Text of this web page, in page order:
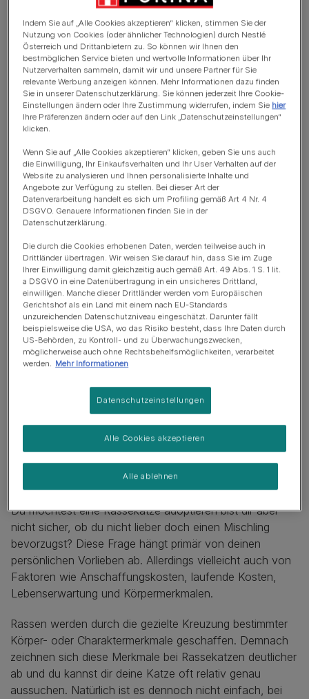
Rassekatzen sind über viele Generationen hinweg rein
gezüchtet. Sprich, es gibt keine Kreuzungen mit anderen
Mischlings- oder Rassekatzen in deren Stammbaum.
Diese felinologischen Dachverbände verfolgen und
dokumentieren rund um die Welt Rassestandards aller
Katzenrassen. Der Stammbaum verweist auf die im
besten Fall dokumentierten Vorfahren einer Rassekatze.
haben und von seriösen Züchtern gewissenhaft
gezüchtet werden (sollten), kosten diese im Vergleich zu
Mischlingskatzen beispielsweise deutlich mehr. Wir helfen
dir, dich für oder gegen eine Rassekatze zu entscheiden!
Rassekatze oder
Mischlingskatze?
Du möchtest eine Rassekatze adoptieren bist dir aber
nicht sicher, ob du nicht lieber doch einen Mischling
bevorzugst? Diese Frage hängt primär von deinen
persönlichen Vorlieben ab. Allerdings vielleicht auch von
Faktoren wie Anschaffungskosten, laufende Kosten,
Lebenserwartung und Körpermerkmalen.
Rassen werden durch die gezielte Kreuzung bestimmter
Körper- oder Charaktermerkmale geschaffen. Demnach
zeichnen sich diese Merkmale bei Rassekatzen deutlicher
ab und du kannst dir deine Katze oft relativ genau
aussuchen. Natürlich ist es dennoch nicht einfach, bei
Indem Sie auf „Alle Cookies akzeptieren“ klicken, stimmen Sie der
Nutzung von Cookies (oder ähnlicher Technologien) durch Nestlé
Österreich und Drittanbietern zu. So können wir Ihnen den
bestmöglichen Service bieten und wertvolle Informationen über Ihr
Nutzerverhalten sammeln, damit wir und unsere Partner für Sie
relevante Werbung anzeigen können. Mehr Informationen dazu finden
Sie in unserer Datenschutzerklärung. Sie können jederzeit Ihre Cookie-
Einstellungen ändern oder Ihre Zustimmung widerrufen, indem Sie hier
Ihre Präferenzen ändern oder auf den Link „Datenschutzeinstellungen“
klicken.
Wenn Sie auf „Alle Cookies akzeptieren“ klicken, geben Sie uns auch
die Einwilligung, Ihr Einkaufsverhalten und Ihr User Verhalten auf der
Website zu analysieren und Ihnen personalisierte Inhalte und
Angebote zur Verfügung zu stellen. Bei dieser Art der
Datenverarbeitung handelt es sich um Profiling gemäß Art 4 Nr. 4
DSGVO. Genauere Informationen finden Sie in der
Datenschutzerklärung.
Die durch die Cookies erhobenen Daten, werden teilweise auch in
Drittländer übertragen. Wir weisen Sie darauf hin, dass Sie im Zuge
Ihrer Einwilligung damit gleichzeitig auch gemäß Art. 49 Abs. 1 S. 1 lit.
a DSGVO in eine Datenübertragung in ein unsicheres Drittland,
einwilligen. Manche dieser Drittländer werden vom Europäischen
Gerichtshof als ein Land mit einem nach EU-Standards
unzureichenden Datenschutzniveau eingeschätzt. Darunter fällt
beispielsweise die USA, wo das Risiko besteht, dass Ihre Daten durch
US-Behörden, zu Kontroll- und zu Überwachungszwecken,
möglicherweise auch ohne Rechtsbehelfsmöglichkeiten, verarbeitet
werden. Mehr Informationen
Datenschutzeinstellungen
Alle ablehnen
Alle Cookies akzeptieren